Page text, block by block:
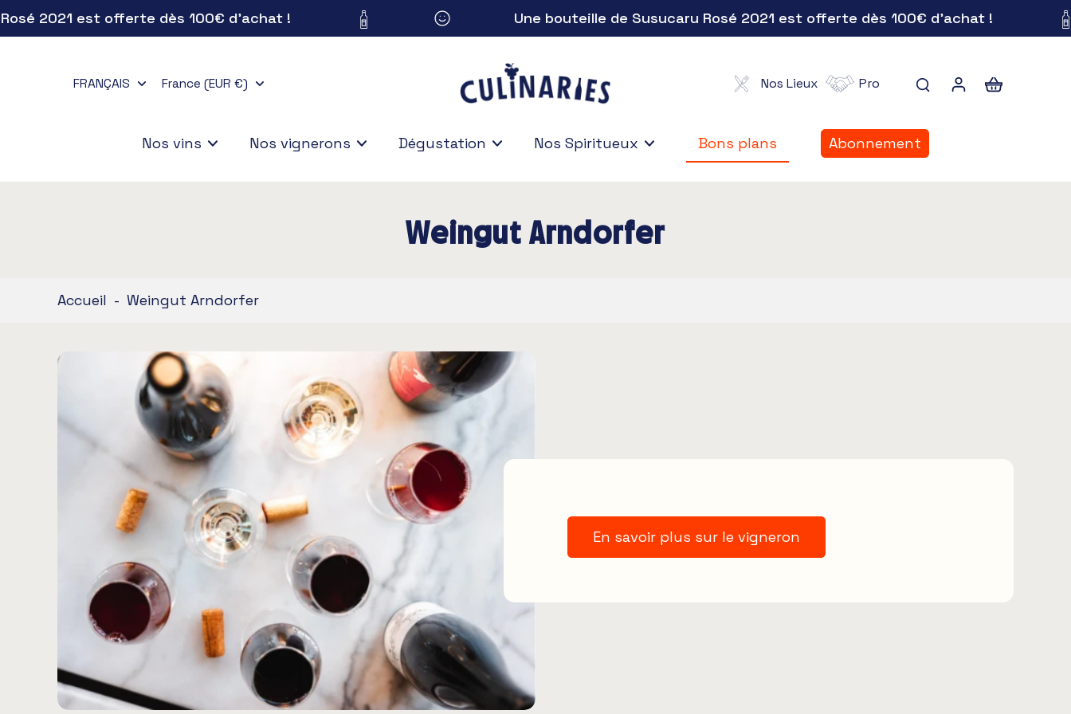
Aller
2021 est offerte dès 100€ d'achat ! Une bouteille de Susucaru Rosé 2021 est offerte dès 100€ d'achat !
FRANÇAIS France (EUR €) Nos Lieux Pro
Nos vins Nos vignerons Dégustation Nos Spiritueux
Bons plans
Bons plans
Abonnement
Weingut Arndorfer
Accueil - Weingut Arndorfer
En savoir plus sur le vigneron